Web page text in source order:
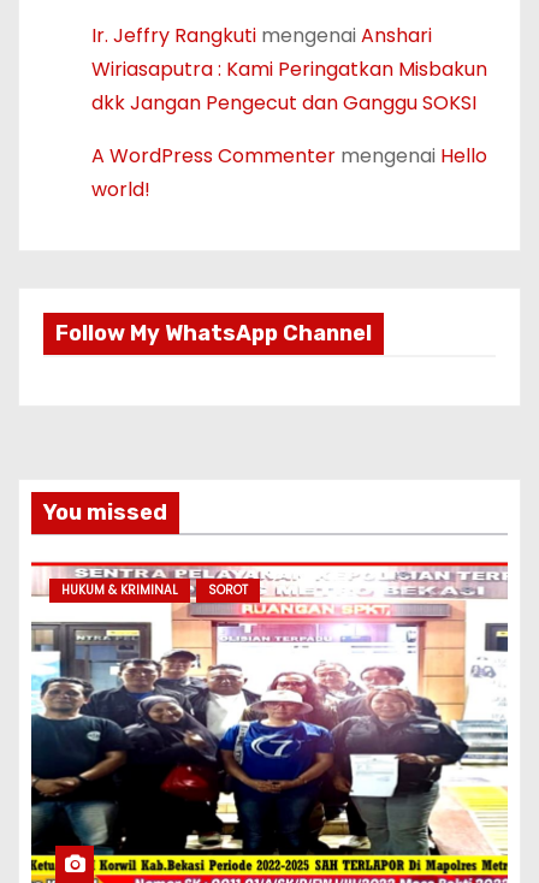
Ir. Jeffry Rangkuti mengenaiAnshari
Wiriasaputra : Kami Peringatkan Misbakun
dkk Jangan Pengecut dan Ganggu SOKSI
A WordPress Commenter mengenai Hello
world!
Follow My WhatsApp Channel
You missed
HUKUM & KRIMINAL SOROT